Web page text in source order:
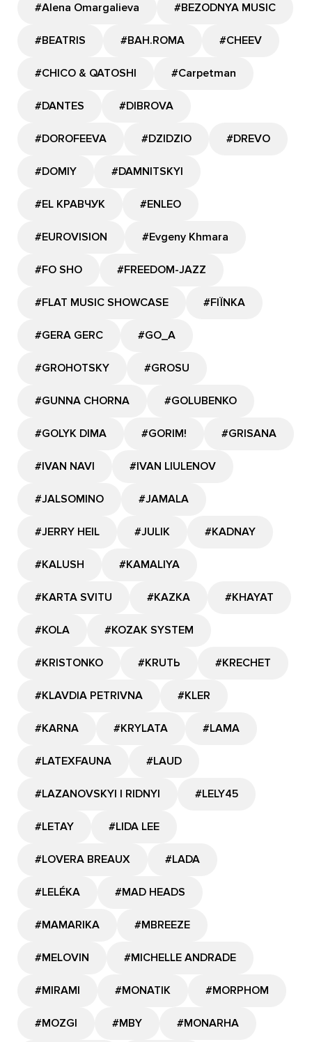
#Alena Omargalieva #BEZODNYA MUSIC
#BEATRIS #BAH.ROMA #CHEEV
#CHICO & QATOSHI #Carpetman
#DANTES #DIBROVA
#DOROFEEVA #DZIDZIO #DREVO
#DOMIY #DAMNITSKYI
#EL КРАВЧУК #ENLEO
#EUROVISION #Evgeny Khmara
#FO SHO #FREEDOM-JAZZ
#FLAT MUSIC SHOWCASE #FIЇNKA
#GERA GERC #GО_A
#GROHOTSKY #GROSU
#GUNNA CHORNA #GOLUBENKO
#GOLYK DIMA #GORIM! #GRISANA
#IVAN NAVI #IVAN LIULENOV
#JALSOMINO #JAMALA
#JERRY HEIL #JULIK #KADNAY
#KALUSH #KAMALIYA
#KARTA SVITU #KAZKA #KHAYAT
#KOLA #KOZAK SYSTEM
#KRISTONKO #KRUTЬ #KRECHET
#KLAVDIA PETRIVNA #KLER
#KARNA #KRYLATA #LAMA
#LATEXFAUNA #LAUD
#LAZANOVSKYI I RIDNYI #LELY45
#LETAY #LIDA LEE
#LOVERA BREAUX #LADA
#LELÉKA #MAD HEADS
#MAMARIKA #MBREEZE
#MELOVIN #MICHELLE ANDRADE
#MIRAMI #MONATIK #MORPHOM
#MOZGI #MBY #MONARHA